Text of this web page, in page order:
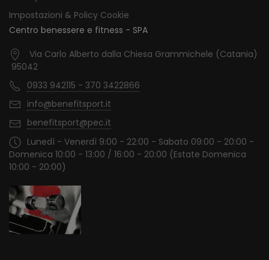
Impostazioni & Policy Cookie
Centro benessere e fitness - SPA
Via Carlo Alberto dalla Chiesa Grammichele (Catania)
95042
0933 942115 - 370 3422866
info@benefitsport.it
benefitsport@pec.it
Lunedì - Venerdì 9:00 - 22:00 - Sabato 09:00 - 20:00 -
Domenica 10:00 - 13:00 / 16:00 - 20:00 (Estate Domenica
10:00 - 20:00)